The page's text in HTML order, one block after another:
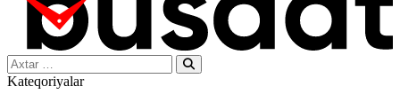
Search…
Kateqoriyalar